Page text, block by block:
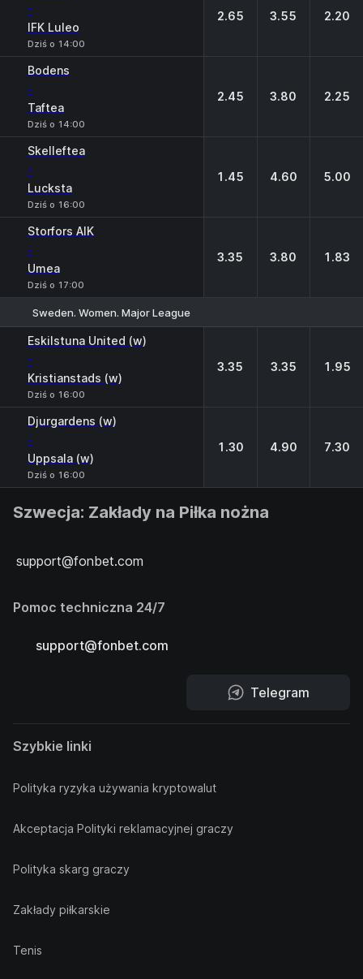
-
IFK Luleo
Dziś o 14:00
2.65 3.55 2.20
Bodens
-
Taftea
Dziś o 14:00
2.45 3.80 2.25
Skelleftea
-
Lucksta
Dziś o 16:00
1.45 4.60 5.00
Storfors AIK
-
Umea
Dziś o 17:00
3.35 3.80 1.83
Sweden. Women. Major League
Eskilstuna United (w)
-
Kristianstads (w)
Dziś o 16:00
3.35 3.35 1.95
Djurgardens (w)
-
Uppsala (w)
Dziś o 16:00
1.30 4.90 7.30
Szwecja: Zakłady na Piłka nożna
support@fonbet.com
Pomoc techniczna 24/7
support@fonbet.com
Telegram
Szybkie linki
Polityka ryzyka używania kryptowalut
Akceptacja Polityki reklamacyjnej graczy
Polityka skarg graczy
Zakłady piłkarskie
Tenis